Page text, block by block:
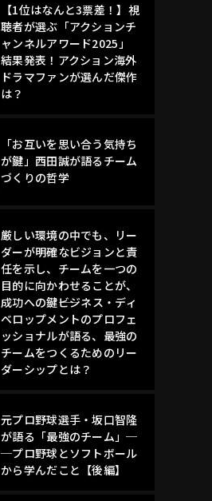
【1位はなんと3票差！】視
聴者が選ぶ「アクションチ
ャンネルアワード2025」
結果発表！アクション海外
ドラマファンが選んだ傑作
は？
「お互いを思い合う気持ち
が鍵」西田誠が語るチーム
づくりの哲学
厳しい環境の中でも、リー
ダーが明確なビジョンと責
任を示し、チームを一つの
目的に向かわせることが、
成功への鍵――ビジネス・ディ
ベロップメントのプロフェ
ッショナルが語る、最強の
チームをつくるためのリー
ダーシップとは？
元プロ野球選手・坂口智隆
が語る「最強のチーム」─
─プロ野球とソフトボール
から学んだこと【後編】